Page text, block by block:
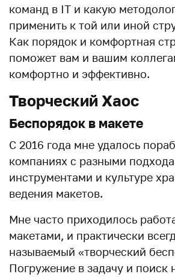
команд в IT и какую
применить к той или иной
Как порядок и комфортная
поможет вам и вашим
комфортно и эффективно.
Творческий Хаос
Беспорядок в макете
С 2016 года мне удалось
компаниях с разными
инструментами и культуре
ведения макетов.
Мне часто приходилось
макетами, и практически
называемый «творческий
Погружение в задачу и поиск